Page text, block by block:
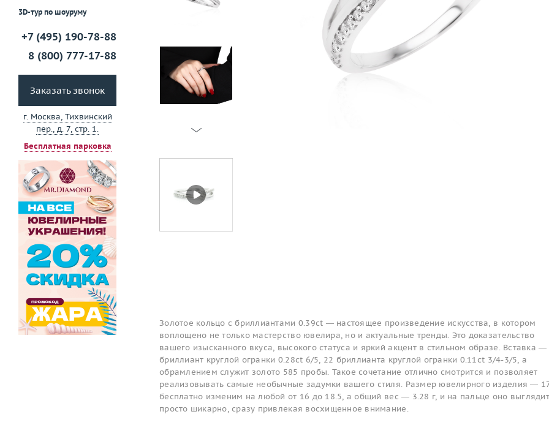
3D-тур по шоуруму
+7 (495) 190-78-88
8 (800) 777-17-88
Заказать звонок
г. Москва, Тихвинский
пер., д. 7, стр. 1.
Бесплатная парковка
Золотое кольцо с бриллиантами 0.39ct — настоящее произведение искусства, в котором
воплощено не только мастерство ювелира, но и актуальные тренды. Это доказательство
вашего изысканного вкуса, высокого статуса и яркий акцент в стильном образе. Вставка —
бриллиант круглой огранки 0.28ct 6/5, 22 бриллианта круглой огранки 0.11ct 3/4-3/5, а
обрамлением служит золото 585 пробы. Такое сочетание отлично смотрится и позволяет
реализовывать самые необычные задумки вашего стиля. Размер ювелирного изделия —
бесплатно изменим на любой от 16 до 18.5, а общий вес — 3.28 г, и на пальце оно выглядит
просто шикарно, сразу привлекая восхищенное внимание.